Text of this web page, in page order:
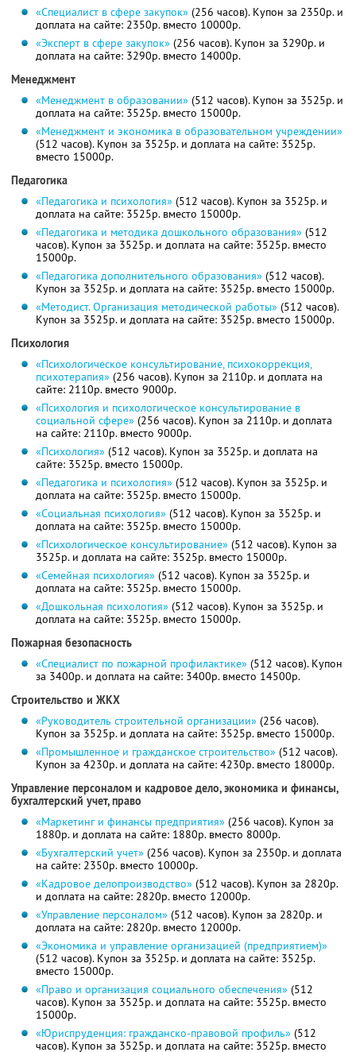
«Специалист в сфере закупок» (256 часов). Купон за 2350р. и
доплата на сайте: 2350р. вместо 10000р.
«Эксперт в сфере закупок» (256 часов). Купон за 3290р. и
доплата на сайте: 3290р. вместо 14000р.
Менеджмент
«Менеджмент в образовании» (512 часов). Купон за 3525р. и
доплата на сайте: 3525р. вместо 15000р.
«Менеджмент и экономика в образовательном учреждении»
(512 часов). Купон за 3525р. и доплата на сайте: 3525р.
вместо 15000р.
Педагогика
«Педагогика и психология» (512 часов). Купон за 3525р. и
доплата на сайте: 3525р. вместо 15000р.
«Педагогика и методика дошкольного образования» (512
часов). Купон за 3525р. и доплата на сайте: 3525р. вместо
15000р.
«Педагогика дополнительного образования» (512 часов).
Купон за 3525р. и доплата на сайте: 3525р. вместо 15000р.
«Методист. Организация методической работы» (512 часов).
Купон за 3525р. и доплата на сайте: 3525р. вместо 15000р.
Психология
«Психологическое консультирование, психокоррекция,
психотерапия» (256 часов). Купон за 2110р. и доплата на
сайте: 2110р. вместо 9000р.
«Психология и психологическое консультирование в
социальной сфере» (256 часов). Купон за 2110р. и доплата
на сайте: 2110р. вместо 9000р.
«Психология» (512 часов). Купон за 3525р. и доплата на
сайте: 3525р. вместо 15000р.
«Педагогика и психология» (512 часов). Купон за 3525р. и
доплата на сайте: 3525р. вместо 15000р.
«Социальная психология» (512 часов). Купон за 3525р. и
доплата на сайте: 3525р. вместо 15000р.
«Психологическое консультирование» (512 часов). Купон за
3525р. и доплата на сайте: 3525р. вместо 15000р.
«Семейная психология» (512 часов). Купон за 3525р. и
доплата на сайте: 3525р. вместо 15000р.
«Дошкольная психология» (512 часов). Купон за 3525р. и
доплата на сайте: 3525р. вместо 15000р.
Пожарная безопасность
«Специалист по пожарной профилактике» (512 часов). Купон
за 3400р. и доплата на сайте: 3400р. вместо 14500р.
Строительство и ЖКХ
«Руководитель строительной организации» (256 часов).
Купон за 3525р. и доплата на сайте: 3525р. вместо 15000р.
«Промышленное и гражданское строительство» (512 часов).
Купон за 4230р. и доплата на сайте: 4230р. вместо 18000р.
Управление персоналом и кадровое дело, экономика и финансы,
бухгалтерский учет, право
«Маркетинг и финансы предприятия» (256 часов). Купон за
1880р. и доплата на сайте: 1880р. вместо 8000р.
«Бухгалтерский учет» (256 часов). Купон за 2350р. и доплата
на сайте: 2350р. вместо 10000р.
«Кадровое делопроизводство» (512 часов). Купон за 2820р.
и доплата на сайте: 2820р. вместо 12000р.
«Управление персоналом» (512 часов). Купон за 2820р. и
доплата на сайте: 2820р. вместо 12000р.
«Экономика и управление организацией (предприятием)»
(512 часов). Купон за 3525р. и доплата на сайте: 3525р.
вместо 15000р.
«Право и организация социального обеспечения» (512
часов). Купон за 3525р. и доплата на сайте: 3525р. вместо
15000р.
«Юриспруденция: гражданско-правовой профиль» (512
часов). Купон за 3525р. и доплата на сайте: 3525р. вместо